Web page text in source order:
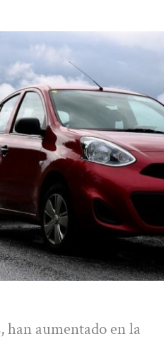
han aumentado en la